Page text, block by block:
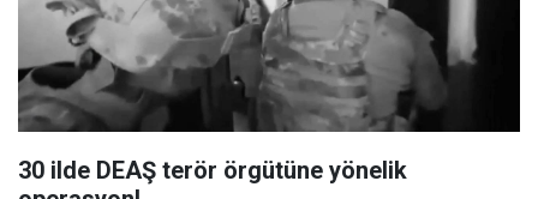
30 ilde DEAŞ terör örgütüne yönelik